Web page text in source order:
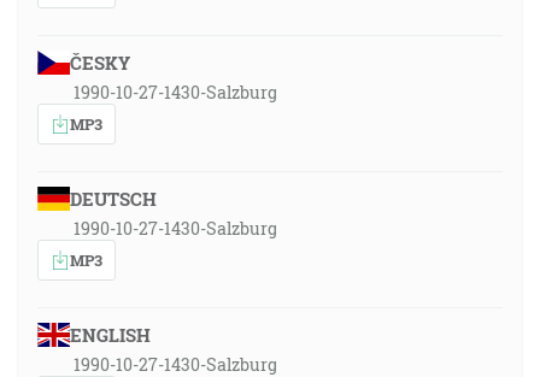
ČESKY
1990-10-27-1430-Salzburg
MP3
DEUTSCH
1990-10-27-1430-Salzburg
MP3
ENGLISH
1990-10-27-1430-Salzburg